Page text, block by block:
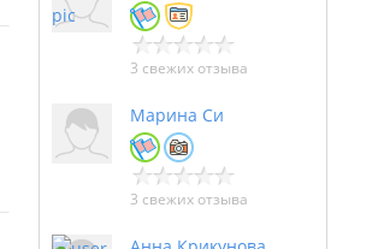
3 свежих отзыва
Марина Си
3 свежих отзыва